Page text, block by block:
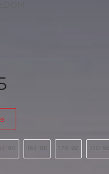
84 164-88 170-92 170-96